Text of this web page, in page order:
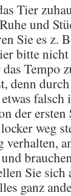
Tier
und
Sie es z.
bitte
Tempo
denn
der ersten
weg
Sie
ganz